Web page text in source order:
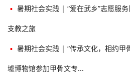
▪ 暑期社会实践 | “爱在武乡”志愿服
支教之旅
▪ 暑期社会实践 | “传承文化，相约甲
墟博物馆参加甲骨文专...